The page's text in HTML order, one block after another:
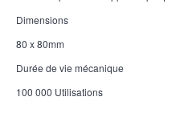
Dimensions
80 x 80mm
Durée de vie mécanique
100 000 Utilisations